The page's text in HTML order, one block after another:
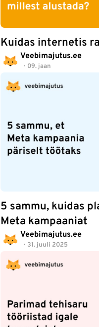
Kuidas internetis
Veebimajutus.ee
09. jaan
5 sammu, kuidas
Meta kampaaniat
Veebimajutus.ee
31. juuli 2025